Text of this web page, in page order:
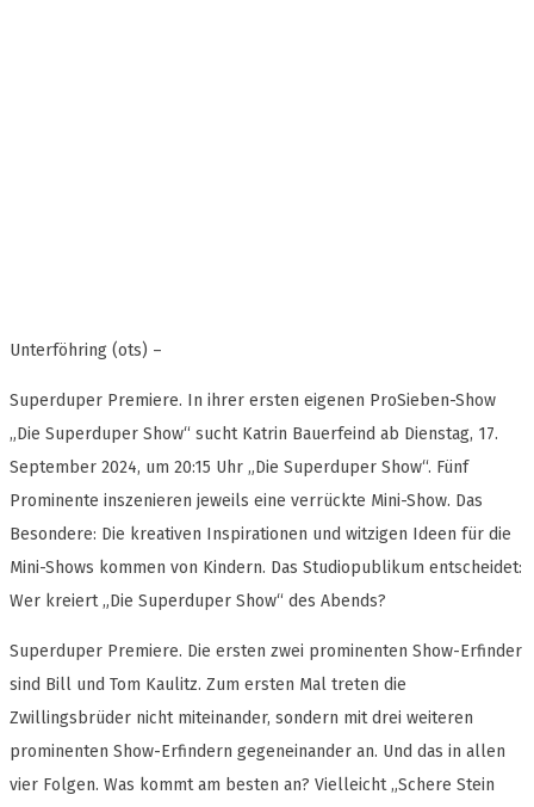
Unterföhring (ots) –
Superduper Premiere. In ihrer ersten eigenen ProSieben-Show
„Die Superduper Show“ sucht Katrin Bauerfeind ab Dienstag, 17.
September 2024, um 20:15 Uhr „Die Superduper Show“. Fünf
Prominente inszenieren jeweils eine verrückte Mini-Show. Das
Besondere: Die kreativen Inspirationen und witzigen Ideen für die
Mini-Shows kommen von Kindern. Das Studiopublikum entscheidet:
Wer kreiert „Die Superduper Show“ des Abends?
Superduper Premiere. Die ersten zwei prominenten Show-Erfinder
sind Bill und Tom Kaulitz. Zum ersten Mal treten die
Zwillingsbrüder nicht miteinander, sondern mit drei weiteren
prominenten Show-Erfindern gegeneinander an. Und das in allen
vier Folgen. Was kommt am besten an? Vielleicht „Schere Stein